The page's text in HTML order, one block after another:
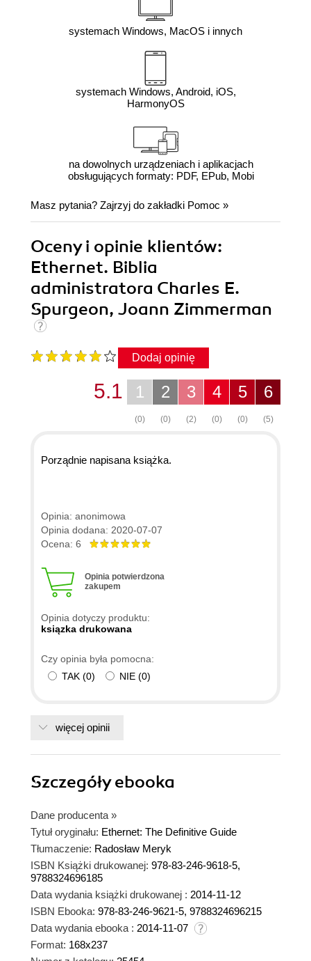
systemach Windows, MacOS i innych
systemach Windows, Android, iOS,
HarmonyOS
na dowolnych urządzeniach i aplikacjach
obsługujących formaty: PDF, EPub, Mobi
Masz pytania? Zajrzyj do zakładki Pomoc »
Oceny i opinie klientów:
Ethernet. Biblia
administratora Charles E.
Spurgeon, Joann Zimmerman
Dodaj opinię
6
(5)
5
(0)
4
(0)
3
(2)
2
(0)
1
(0)
5.1
Porządnie napisana książka.
Opinia: anonimowa
Opinia dodana: 2020-07-07
Ocena: 6
Opinia potwierdzona
zakupem
Opinia dotyczy produktu:
ksiązka drukowana
Czy opinia była pomocna:
TAK (0) NIE (0)
więcej opinii
Szczegółyebooka
Dane producenta »
Tytuł oryginału: Ethernet: The Definitive Guide
Tłumaczenie: Radosław Meryk
ISBN Książki drukowanej: 978-83-246-9618-5,
9788324696185
Data wydania książki drukowanej : 2014-11-12
ISBN Ebooka: 978-83-246-9621-5, 9788324696215
Data wydania ebooka : 2014-11-07
Format: 168x237